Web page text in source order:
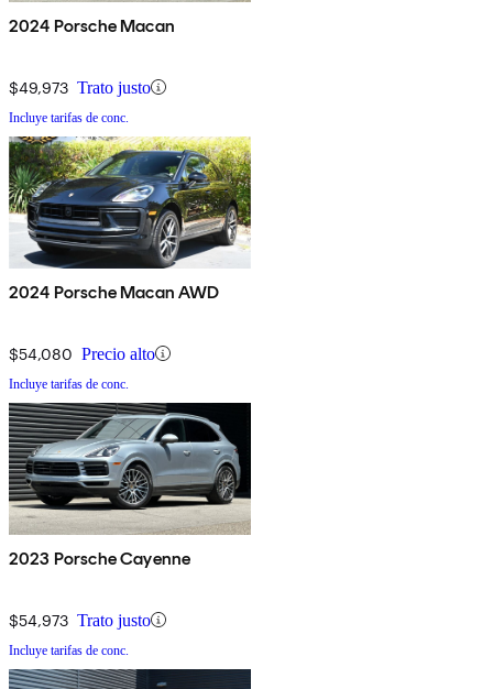
2024 Porsche Macan
$49,973 Trato justo
Incluye tarifas de conc.
2024 Porsche Macan AWD
$54,080 Precio alto
Incluye tarifas de conc.
2023 Porsche Cayenne
$54,973 Trato justo
Incluye tarifas de conc.